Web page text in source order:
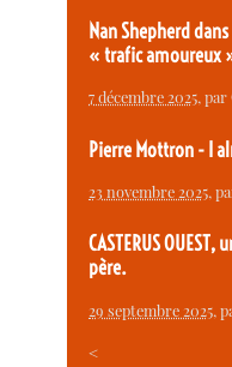
Nan Shepherd
« trafic amoureux
7 décembre 2025, par
Pierre Mottron - I
23 novembre 2025,
CASTERUS
père.
29 septembre 2025,
<